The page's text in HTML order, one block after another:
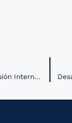
IMSS crea Comisión Interna de Gobernanza y Ética de Inteligencia Artificial